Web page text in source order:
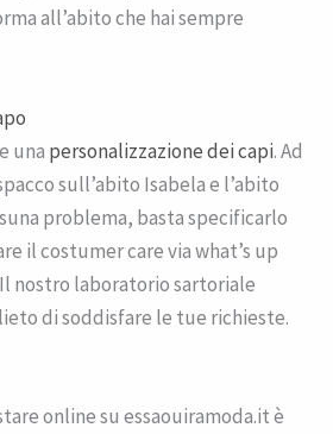
all’abito che hai sempre
una personalizzazione dei capi. Ad
sull’abito Isabela e l’abito
problema, basta specificarlo
il costumer care via what’s up
nostro laboratorio sartoriale
di soddisfare le tue richieste.
online su essaouiramoda.it è